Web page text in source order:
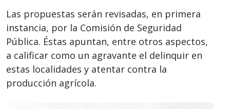
Las propuestas serán revisadas, en primera
instancia, por la Comisión de Seguridad
Pública. Éstas apuntan, entre otros aspectos,
a calificar como un agravante el delinquir en
estas localidades y atentar contra la
producción agrícola.